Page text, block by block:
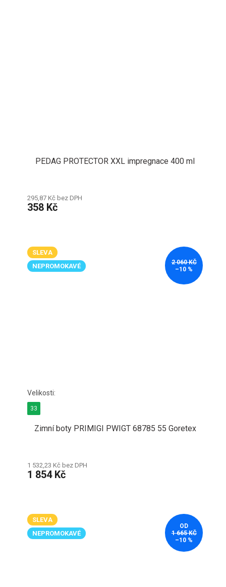
PEDAG PROTECTOR XXL impregnace 400 ml
295,87 Kč bez DPH
358 Kč
SLEVA
NEPROMOKAVÉ
2 060 KČ
–10 %
Zimní boty PRIMIGI PWIGT 68785 55 Goretex
1 532,23 Kč bez DPH
1 854 Kč
33
SLEVA
NEPROMOKAVÉ
OD
1 665 KČ
–10 %